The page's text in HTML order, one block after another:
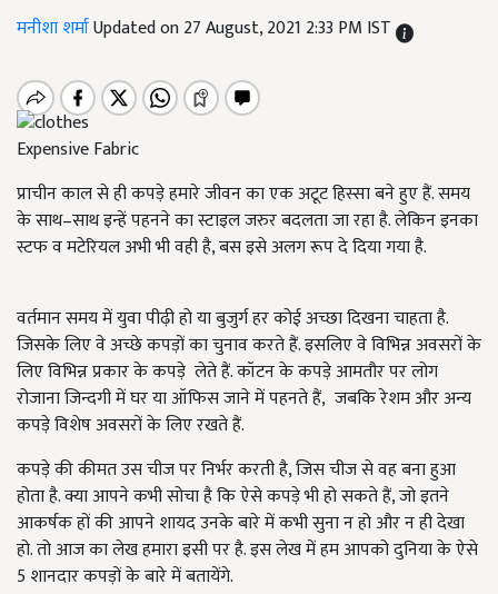
मनीशा शर्माUpdated on 27 August, 2021 2:33 PM IST
Expensive Fabric
प्राचीन काल से ही कपड़े हमारे जीवन का एक अटूट हिस्सा बने हुए हैं. समय
के साथ–साथ इन्हें पहनने का स्टाइल जरुर बदलता जा रहा है. लेकिन इनका
स्टफ व मटेरियल अभी भी वही है, बस इसे अलग रूप दे दिया गया है.
वर्तमान समय में युवा पीढ़ी हो या बुजुर्ग हर कोई अच्छा दिखना चाहता है.
जिसके लिए वे अच्छे कपड़ों का चुनाव करते हैं. इसलिए वे विभिन्न अवसरों के
लिए विभिन्न प्रकार के कपड़े लेते हैं. कॉटन के कपड़े आमतौर पर लोग
रोजाना जिन्दगी में घर या ऑफिस जाने में पहनते हैं, जबकि रेशम और अन्य
कपड़े विशेष अवसरों के लिए रखते हैं.
कपड़े की कीमत उस चीज पर निर्भर करती है, जिस चीज से वह बना हुआ
होता है. क्या आपने कभी सोचा है कि ऐसे कपड़े भी हो सकते हैं, जो इतने
आकर्षक हों की आपने शायद उनके बारे में कभी सुना न हो और न ही देखा
हो. तो आज का लेख हमारा इसी पर है. इस लेख में हम आपको दुनिया के ऐसे
5 शानदार कपड़ों के बारे में बतायेंगे.